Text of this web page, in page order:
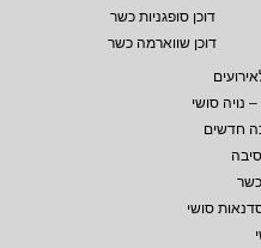
דוכן סופגניות כשר
דוכן שווארמה כשר
סושי
סושי